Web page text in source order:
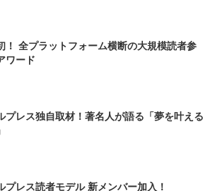
！ 全プラットフォーム横断の大規模読者参
ワード
プレス独自取材！著名人が語る「夢を叶える
プレス読者モデル 新メンバー加入！